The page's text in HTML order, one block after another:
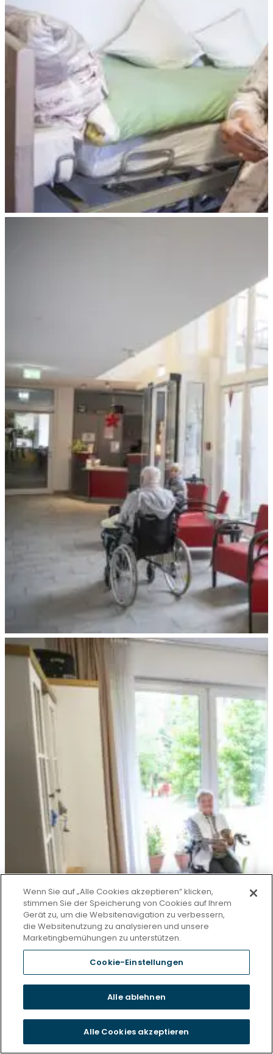
Wenn Sie auf „Alle Cookies akzeptieren“ klicken,
stimmen Sie der Speicherung von Cookies auf Ihrem
Gerät zu, um die Websitenavigation zu verbessern,
die Websitenutzung zu analysieren und unsere
Marketingbemühungen zu unterstützen.
Cookie-Einstellungen
Alle ablehnen
Alle Cookies akzeptieren